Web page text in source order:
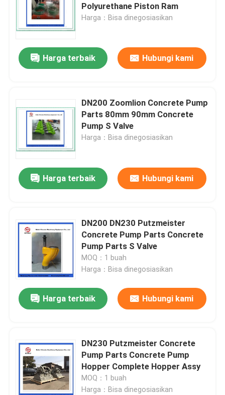
Polyurethane Piston Ram
Harga：Bisa dinegosiasikan
Harga terbaik Hubungi kami
DN200 Zoomlion Concrete Pump
Parts 80mm 90mm Concrete
Pump S Valve
Harga：Bisa dinegosiasikan
Harga terbaik Hubungi kami
DN200 DN230 Putzmeister
Concrete Pump Parts Concrete
Pump Parts S Valve
MOQ：1 buah
Harga：Bisa dinegosiasikan
Harga terbaik Hubungi kami
DN230 Putzmeister Concrete
Pump Parts Concrete Pump
Hopper Complete Hopper Assy
MOQ：1 buah
Harga：Bisa dinegosiasikan